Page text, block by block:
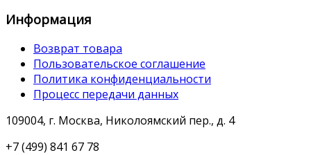
Информация
Возврат товара
Пользовательское соглашение
Политика конфиденциальности
Процесс передачи данных
109004, г. Москва, Николоямский пер., д. 4
+7 (499) 841 67 78